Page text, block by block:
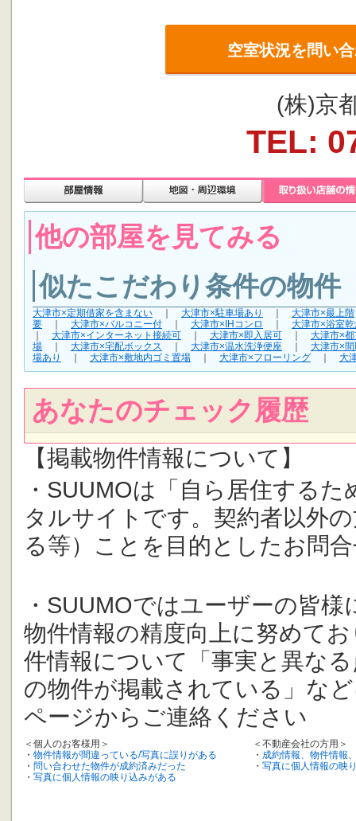
空室状況を問い
(株)京
TEL:
他の部屋を見てみる
似たこだわり条件の物件
大津市×定期借家を含まない ｜ 大津市×駐車場あり ｜ 大津市×最上階
要 ｜ 大津市×バルコニー付 ｜ 大津市×IHコンロ ｜ 大津市×浴室
｜ 大津市×インターネット接続可 ｜ 大津市×即入居可 ｜ 大津市×
場 ｜ 大津市×宅配ボックス ｜ 大津市×温水洗浄便座 ｜ 大津市×
場あり
｜ 大津市×敷地内ゴミ置場 ｜ 大津市×フローリング ｜ 大
あなたのチェック履歴
【掲載物件情報について】
・SUUMOは「自ら居住する
タルサイトです。契約者以外
る等）ことを目的としたお問
・SUUMOではユーザーの皆
物件情報の精度向上に努めて
件情報について「事実と異な
の物件が掲載されている」な
ページからご連絡ください
＜個人のお客様用＞
・ 物件情報が間違っている/写真に誤りがある
・ 問い合わせた物件が成約済みだった
・ 写真に個人情報の映り込みがある
＜不動産会社の方用＞
・ 成約情報、物件情報
・ 写真に個人情報の映